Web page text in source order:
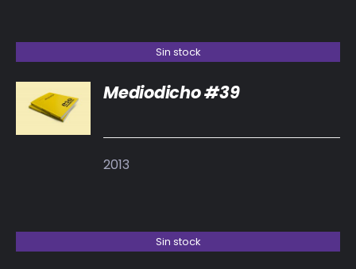
Sin stock
DETALLES
Mediodicho #39
2013
Sin stock